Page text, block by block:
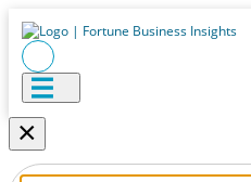
×